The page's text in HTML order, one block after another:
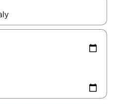
krećite se gore i dolje pomoću